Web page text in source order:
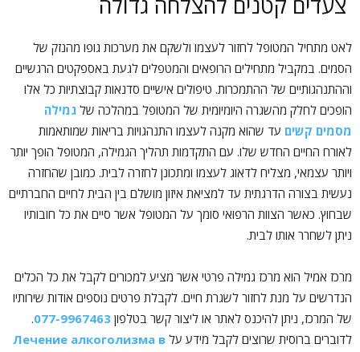
לאט מתחיל המטופל לחזור לעצמו ולשקם את מערכות גופו מהנזק של
הסמים. במקביל מתחילים הרופאים והמטפלים לגעת באספקטים הרגשיים
וההתנהגותיים של ההתמכרות. טיפולים אישיים סדנאות קבוצתיות כל אלו
הופכים לחלק מהשגרה היומיומית של המטופל במהלכה של גמילה
מסמים קשים עד שהוא מקנה לעצמו התנהגויות בריאות שמותאמות
לאורח החיים החדש שלו. עם התקדמות תהליך הגמילה, המטופל הופך יותר
ויותר עצמאי, מצליח לדאוג לעצמו ומתכונן לחזרה לבית. כמובן שהחזרה
נעשית בצורה הדרגתית עד למציאת איזון מושלם בין הבית לחיים החברתיים
שבחוץ. כאשר הצוות הרפואי סומך על המטופל אשר סיים את כל חובותיו
ניתן לשחרר אותו לבית.
מרכז אמיל הוא מרכז גמילה פרטי אשר מציע למכורים לקבל את כל הכלים
הנדרשים על מנת לחזור לשגרת חיים. לקבלת פרטים נוספים אודות שירותיו
של המרכז, ניתן להיכנס לאתר או ליצור קשר בטלפון 077-9967463
.
לדוברים ברוסית שרוצים לקבל מידע על Лечение алкоголизма в